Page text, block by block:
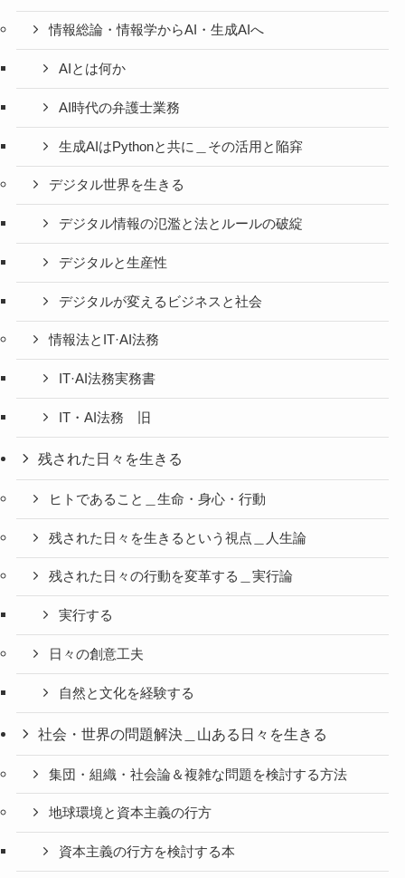
情報総論・情報学からAI・生成AIへ
AIとは何か
AI時代の弁護士業務
生成AIはPythonと共に＿その活用と陥穽
デジタル世界を生きる
デジタル情報の氾濫と法とルールの破綻
デジタルと生産性
デジタルが変えるビジネスと社会
情報法とIT·AI法務
IT·AI法務実務書
IT・AI法務 旧
残された日々を生きる
ヒトであること＿生命・身心・行動
残された日々を生きるという視点＿人生論
残された日々の行動を変革する＿実行論
実行する
日々の創意工夫
自然と文化を経験する
社会・世界の問題解決＿山ある日々を生きる
集団・組織・社会論＆複雑な問題を検討する方法
地球環境と資本主義の行方
資本主義の行方を検討する本